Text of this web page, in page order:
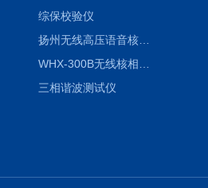
综保校验仪
扬州无线高压语音核相仪
WHX-300B无线核相仪制造厂家
三相谐波测试仪